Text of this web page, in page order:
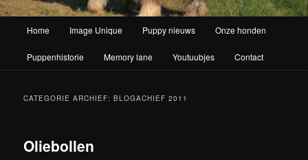
Spring naar de primaire inhoud
Spring naar de secundaire inhoud
Home Image Unique Puppy nieuws Onze honden
Puppenhistorie Memory lane Youtuubjes Contact
CATEGORIE ARCHIEF:BLOGACHIEF 2011
Oliebollen